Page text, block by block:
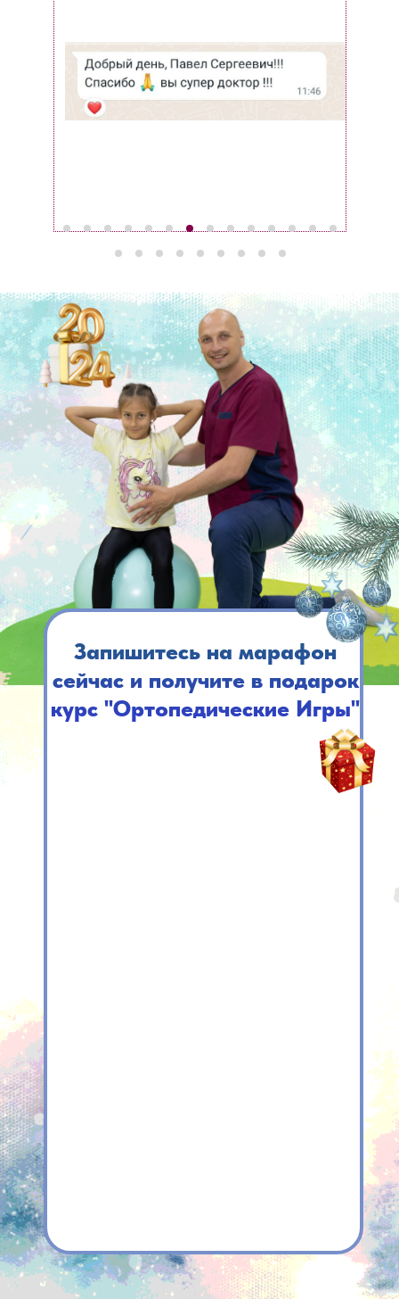
Запишитесь на марафон
сейчас и получите в подарок
курс "Ортопедические Игры"